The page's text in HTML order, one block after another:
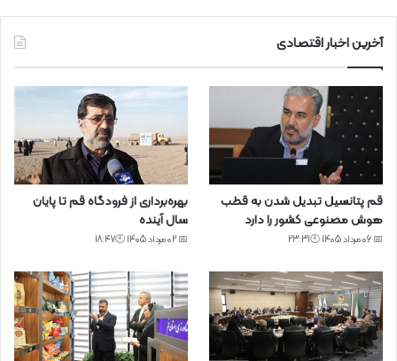
آخرین اخبار اقتصادی
قم پتانسیل تبدیل شدن به قطب
هوش مصنوعی کشور را دارد
📅 06 مرداد 1405 🕙23:31
بهره‌برداری از فرودگاه قم تا پایان
سال آینده
📅 02 مرداد 1405 🕙18:47